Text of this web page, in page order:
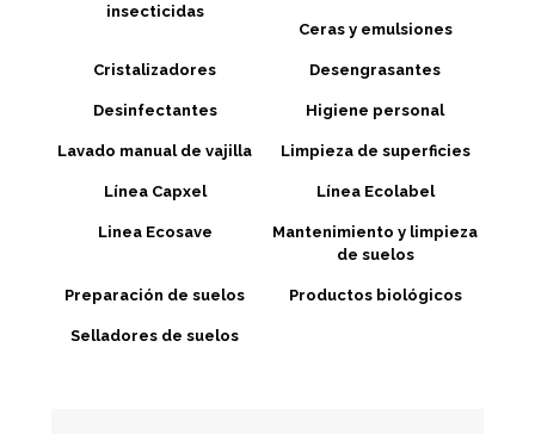
insecticidas
Ceras y emulsiones
Cristalizadores Desengrasantes
Desinfectantes Higiene personal
Lavado manual de vajilla Limpieza de superficies
Línea Capxel Línea Ecolabel
Linea Ecosave
Mantenimiento y limpieza
de suelos
Preparación de suelos Productos biológicos
Selladores de suelos